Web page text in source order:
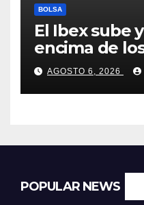
BOLSA
El Ibex sube
encima de
‘sell off’ de
AGOSTO 6, 2026
POPULAR NEWS